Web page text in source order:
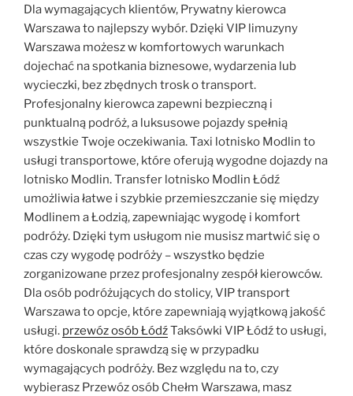
Dla wymagających klientów, Prywatny kierowca
Warszawa to najlepszy wybór. Dzięki VIP limuzyny
Warszawa możesz w komfortowych warunkach
dojechać na spotkania biznesowe, wydarzenia lub
wycieczki, bez zbędnych trosk o transport.
Profesjonalny kierowca zapewni bezpieczną i
punktualną podróż, a luksusowe pojazdy spełnią
wszystkie Twoje oczekiwania. Taxi lotnisko Modlin to
usługi transportowe, które oferują wygodne dojazdy na
lotnisko Modlin. Transfer lotnisko Modlin Łódź
umożliwia łatwe i szybkie przemieszczanie się między
Modlinem a Łodzią, zapewniając wygodę i komfort
podróży. Dzięki tym usługom nie musisz martwić się o
czas czy wygodę podróży – wszystko będzie
zorganizowane przez profesjonalny zespół kierowców.
Dla osób podróżujących do stolicy, VIP transport
Warszawa to opcje, które zapewniają wyjątkową jakość
usługi. przewóz osób ŁódźTaksówki VIP Łódź to usługi,
które doskonale sprawdzą się w przypadku
wymagających podróży. Bez względu na to, czy
wybierasz Przewóz osób Chełm Warszawa, masz